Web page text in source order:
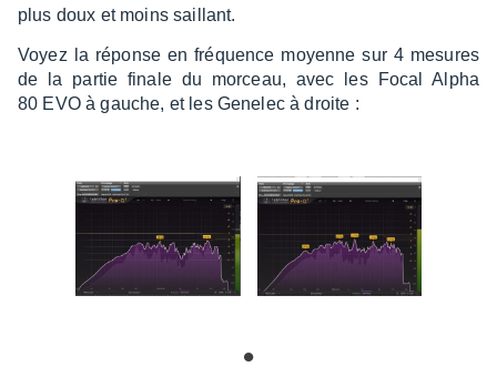
plus doux et moins saillant.
Voyez la réponse en fréquence moyenne sur 4 mesures
de la partie finale du morceau, avec les Focal Alpha
80 EVO à gauche, et les Gene­lec à droite :